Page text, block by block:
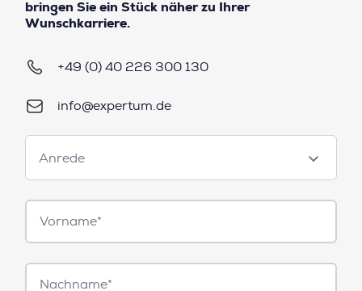
bringen Sie ein Stück näher zu Ihrer
Wunschkarriere.
+49 (0) 40 226 300 130
info@expertum.de
Anrede
Anrede
Vorname*
Nachname*